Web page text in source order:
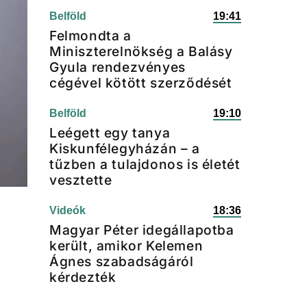
Belföld 19:41
Felmondta a
Miniszterelnökség a Balásy
Gyula rendezvényes
cégével kötött szerződését
Belföld 19:10
Leégett egy tanya
Kiskunfélegyházán – a
tűzben a tulajdonos is életét
vesztette
Videók 18:36
Magyar Péter idegállapotba
került, amikor Kelemen
Ágnes szabadságáról
kérdezték